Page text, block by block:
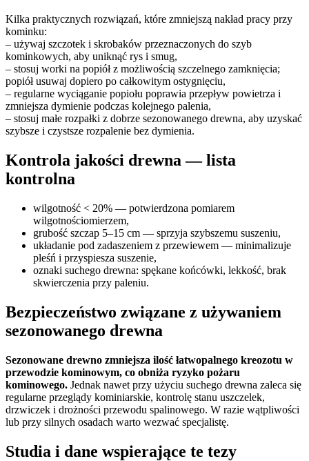
Kilka praktycznych rozwiązań, które zmniejszą nakład pracy przy
kominku:
– używaj szczotek i skrobaków przeznaczonych do szyb
kominkowych, aby uniknąć rys i smug,
– stosuj worki na popiół z możliwością szczelnego zamknięcia;
popiół usuwaj dopiero po całkowitym ostygnięciu,
– regularne wyciąganie popiołu poprawia przepływ powietrza i
zmniejsza dymienie podczas kolejnego palenia,
– stosuj małe rozpałki z dobrze sezonowanego drewna, aby uzyskać
szybsze i czystsze rozpalenie bez dymienia.
Kontrola jakości drewna — lista
kontrolna
wilgotność < 20% — potwierdzona pomiarem
wilgotnościomierzem,
grubość szczap 5–15 cm — sprzyja szybszemu suszeniu,
układanie pod zadaszeniem z przewiewem — minimalizuje
pleśń i przyspiesza suszenie,
oznaki suchego drewna: spękane końcówki, lekkość, brak
skwierczenia przy paleniu.
Bezpieczeństwo związane z używaniem
sezonowanego drewna
Sezonowane drewno zmniejsza ilość łatwopalnego kreozotu w
przewodzie kominowym, co obniża ryzyko pożaru
kominowego. Jednak nawet przy użyciu suchego drewna zaleca się
regularne przeglądy kominiarskie, kontrolę stanu uszczelek,
drzwiczek i drożności przewodu spalinowego. W razie wątpliwości
lub przy silnych osadach warto wezwać specjalistę.
Studia i dane wspierające te tezy